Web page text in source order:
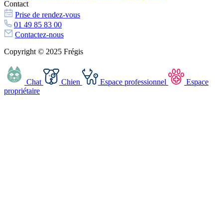
Contact
Prise de rendez-vous
01 49 85 83 00
Contactez-nous
Copyright © 2025 Frégis
Chat Chien Espace professionnel
Espace
propriétaire